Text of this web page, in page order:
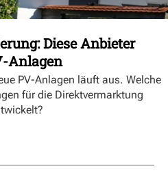
Diese Anbieter
Anlagen
PV-Anlagen läuft aus. Welche
für die Direktvermarktung